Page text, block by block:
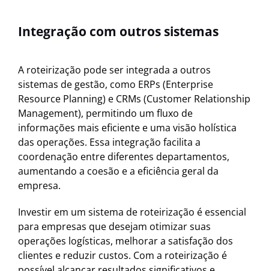
Integração com outros sistemas
A roteirização pode ser integrada a outros
sistemas de gestão, como ERPs (Enterprise
Resource Planning) e CRMs (Customer Relationship
Management), permitindo um fluxo de
informações mais eficiente e uma visão holística
das operações. Essa integração facilita a
coordenação entre diferentes departamentos,
aumentando a coesão e a eficiência geral da
empresa.
Investir em um sistema de roteirização é essencial
para empresas que desejam otimizar suas
operações logísticas, melhorar a satisfação dos
clientes e reduzir custos. Com a roteirização é